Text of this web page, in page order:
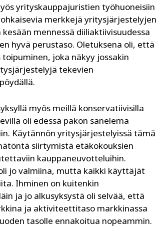
yrityskauppajuristien työhuoneisiin
merkkejä yritysjärjestelyjen
mennessä diiliaktiivisuudessa
hyvä perustaso. Oletuksena oli, että
joka näkyy jossakin
tekevien
myös meillä konservatiivisilla
oli edessä pakon sanelema
Käytännön yritysjärjestelyissä tämä
siirtymistä etäkokouksien
kauppaneuvotteluihin.
jo valmiina, mutta kaikki käyttäjät
Ihminen on kuitenkin
ja jo alkusyksystä oli selvää, että
ja aktiviteettitaso markkinassa
tasolle ennakoitua nopeammin.